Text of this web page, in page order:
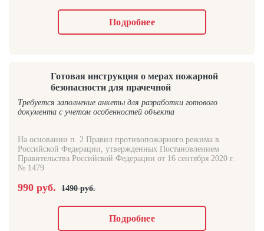
Подробнее
Готовая инструкция о мерах пожарной
безопасности для прачечной
Требуется заполнение анкеты для разработки готового
документа с учетом особенностей объекта
На основании п. 2 Правил противопожарного режима в
Российской Федерации, утвержденных Постановлением
Правительства Российской Федерации от 16 сентября 2020 г.
№ 1479
990 руб. 1490 руб.
Подробнее